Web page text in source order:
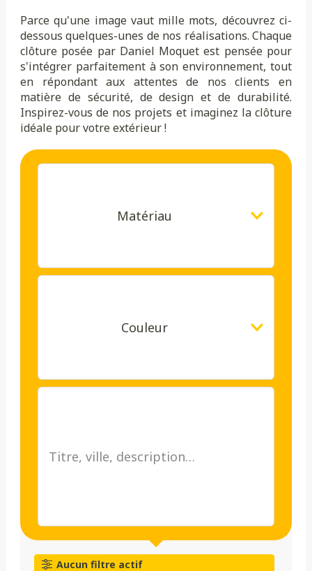
Parce qu'une image vaut mille mots, découvrez ci-
dessous quelques-unes de nos réalisations. Chaque
clôture posée par Daniel Moquet est pensée pour
s'intégrer parfaitement à son environnement, tout
en répondant aux attentes de nos clients en
matière de sécurité, de design et de durabilité.
Inspirez-vous de nos projets et imaginez la clôture
idéale pour votre extérieur !
Matériau
Couleur
Aucun filtre actif